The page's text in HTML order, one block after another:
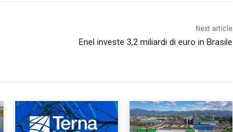
Next article
Enel investe 3,2 miliardi di euro in Brasile